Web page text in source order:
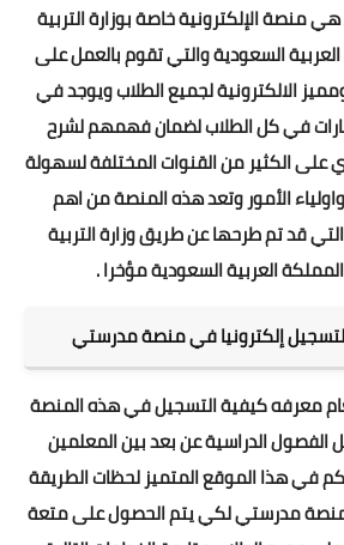
الإلكترونية خاصة بوزارة التربية
السعودية والتي تقوم بالعمل على
الالكترونية لجميع الطلاب ويوجد في
في كل الطلاب لضمان فهمهم لشرح
الكثير من القنوات المختلفة لسهولة
الأمور وتعد هذه المنصة من اهم
التي قد تم طرحها عن طريق وزارة التربية
العربية السعودية مؤخرا .
إلكترونيا في منصة مدرستي
معرفه كيفية التسجيل في هذه المنصة
الدراسية عن بعد بين المعلمين
في هذا الموقع المتميز لحظات الطريقة
مدرستي لكي يتم الحصول على متعة